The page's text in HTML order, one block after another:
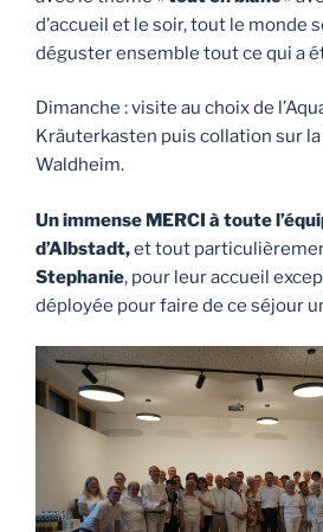
d’accueil et le soir, tout le monde
déguster ensemble tout ce qui a
Dimanche : visite au choix de
Kräuterkasten puis collation sur
Waldheim.
Un immense MERCI à toute
d’Albstadt,et tout
Stephanie, pour leur accueil
déployée pour faire de ce séjour